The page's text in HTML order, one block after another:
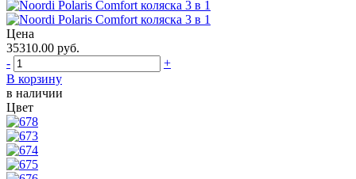
Цена
35310.00 руб.
-
+
В корзину
в наличии
Цвет